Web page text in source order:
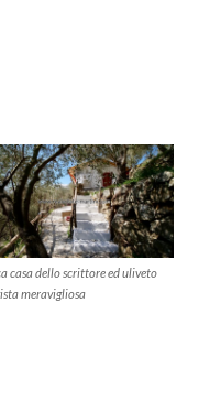
casa dello scrittore ed uliveto
meravigliosa